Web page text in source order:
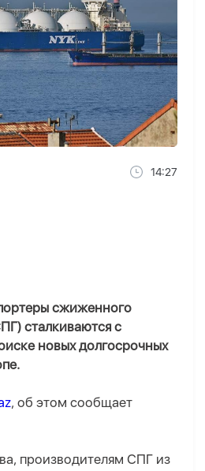
14:27
сжиженного
сталкиваются с
новых долгосрочных
, об этом сообщает
производителям СПГ из